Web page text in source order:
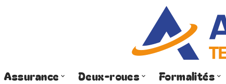
Assurance Deux-roues Formalités